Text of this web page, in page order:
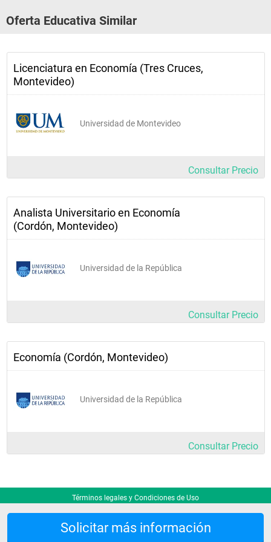
Solicitar más información
Diseños Cuantitativos de
Investigación
Econometría I
Macroeconomía II
Microeconomía III
Programación para el
Teoría y Análisis de
Políticas Públicas
Oferta Educativa Similar
Licenciatura en Economía (Tres Cruces,
Montevideo)
Universidad de Montevideo
Consultar Precio
Analista Universitario en Economía
(Cordón, Montevideo)
Universidad de la República
Consultar Precio
Economía (Cordón, Montevideo)
Universidad de la República
Consultar Precio
Términos legales y Condiciones de Uso